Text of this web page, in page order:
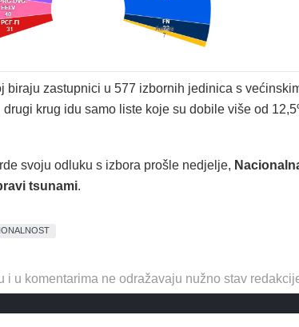
biraju zastupnici u 577 izbornih jedinica s
krug idu samo liste koje su dobile više od
svoju odluku s izbora prošle nedjelje,
tsunami.
i u komentarima ne odražavaju nužno stav